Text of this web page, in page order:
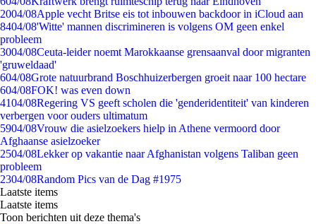
2004/08Apple vecht Britse eis tot inbouwen backdoor in iCloud aan
8404/08'Witte' mannen discrimineren is volgens OM geen enkel
probleem
3004/08Ceuta-leider noemt Marokkaanse grensaanval door migranten
'gruweldaad'
604/08Grote natuurbrand Boschhuizerbergen groeit naar 100 hectare
604/08FOK! was even down
4104/08Regering VS geeft scholen die 'genderidentiteit' van kinderen
verbergen voor ouders ultimatum
5904/08Vrouw die asielzoekers hielp in Athene vermoord door
Afghaanse asielzoeker
2504/08Lekker op vakantie naar Afghanistan volgens Taliban geen
probleem
2304/08Random Pics van de Dag #1975
Laatste items
Laatste items
Toon berichten uit deze thema's